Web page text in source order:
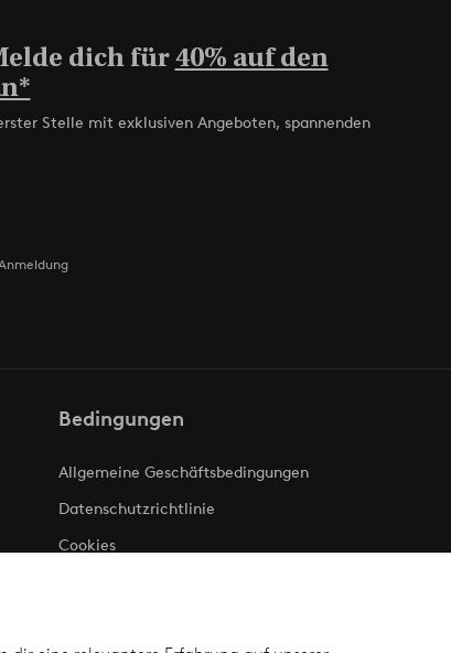
dich für40% auf den
Stelle mit exklusiven Angeboten, spannenden
Bedingungen
Allgemeine Geschäftsbedingungen
Datenschutzrichtlinie
Cookies